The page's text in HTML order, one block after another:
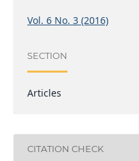
Vol. 6 No. 3 (2016)
SECTION
Articles
CITATION CHECK